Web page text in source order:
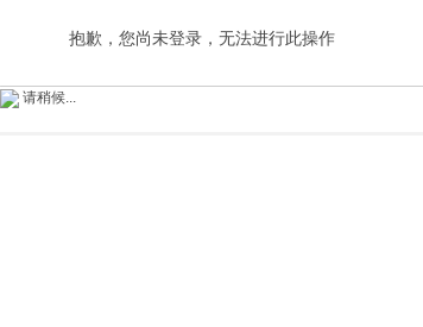
抱歉，您尚未登录，无法进行此操作
请稍候...